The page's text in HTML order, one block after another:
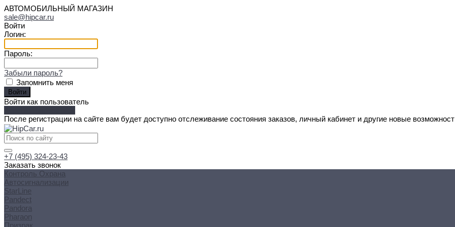
АВТОМОБИЛЬНЫЙ МАГАЗИН
sale@hipcar.ru
Войти
Логин:
Пароль:
Забыли пароль?
Запомнить меня
Войти как пользователь
После регистрации на сайте вам будет доступно отслеживание состояния заказов, личный кабинет и другие новые
+7 (495) 324-23-43
Заказать звонок
Контроль Охрана
Автосигнализации
StarLine
Pandect
Pandora
Pharaon
Призрак